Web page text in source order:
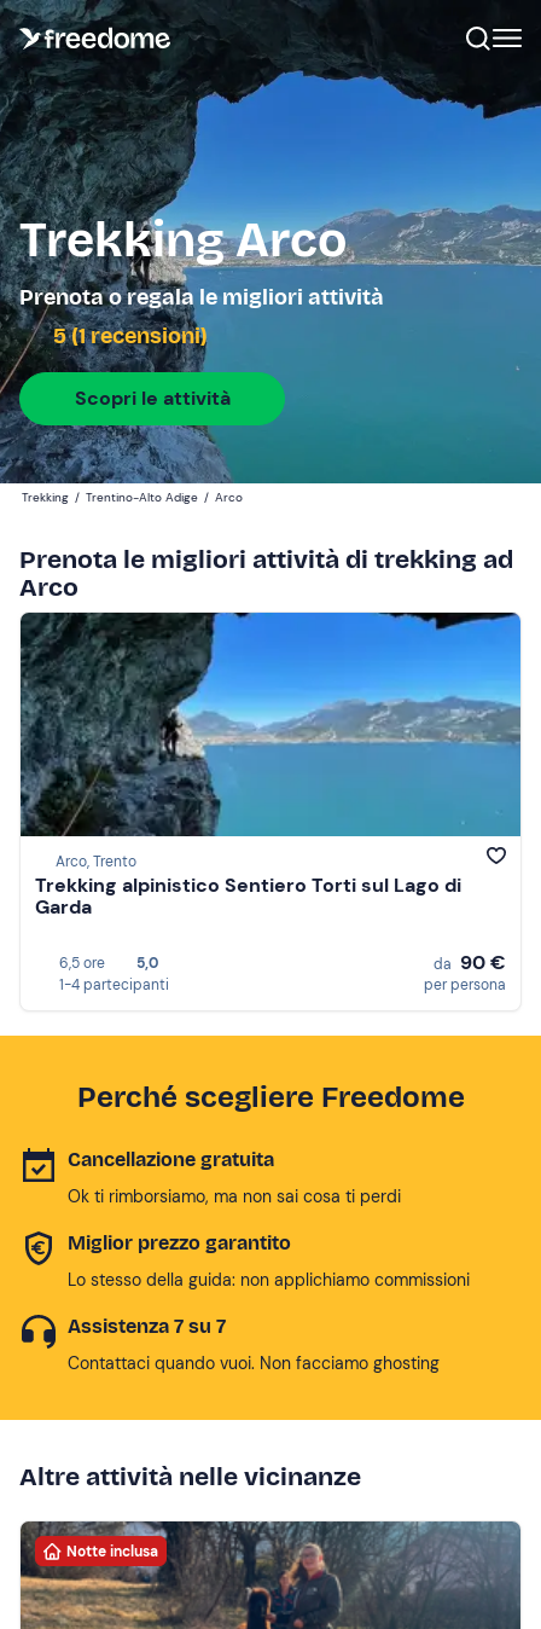
Trekking Arco
Prenota o regala le migliori attività
5 (1 recensioni)
Scopri le attività
Trekking / Trentino-Alto Adige / Arco
Prenota le migliori attività di trekking ad
Arco
Arco, Trento
Trekking alpinistico Sentiero Torti sul Lago di
Garda
6,5 ore
5,0
1-4 partecipanti
da 90 €
per persona
Perché scegliere Freedome
Cancellazione gratuita
Ok ti rimborsiamo, ma non sai cosa ti perdi
Miglior prezzo garantito
Lo stesso della guida: non applichiamo commissioni
Assistenza 7 su 7
Contattaci quando vuoi. Non facciamo ghosting
Altre attività nelle vicinanze
Notte inclusa